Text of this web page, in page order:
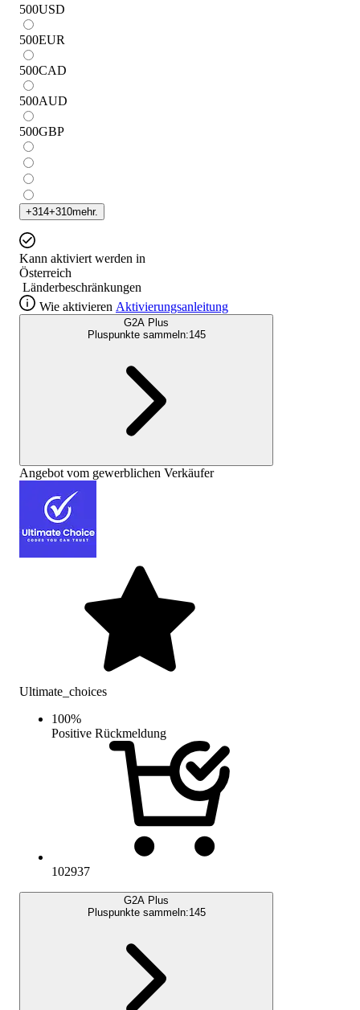
500USD
500EUR
500CAD
500AUD
500GBP
+314+310mehr.
Kann aktiviert werden in
Österreich
Länderbeschränkungen
Wie aktivieren Aktivierungsanleitung
G2A Plus
Pluspunkte sammeln:145
Angebot vom gewerblichen Verkäufer
Ultimate_choices
100%
Positive Rückmeldung
102937
G2A Plus
Pluspunkte sammeln:145